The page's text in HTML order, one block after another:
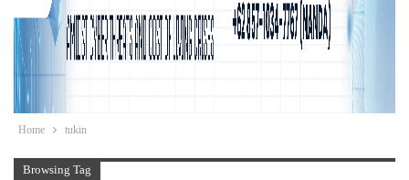
Home tukin
Browsing Tag